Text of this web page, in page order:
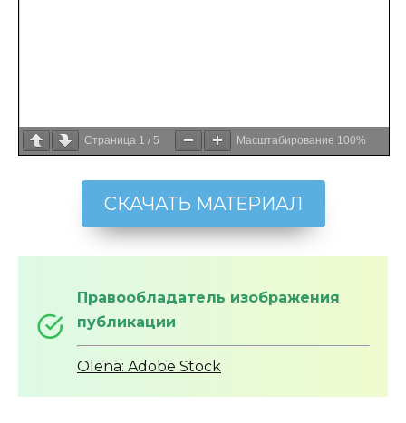
Страница 1 / 5 Масштабирование 100%
СКАЧАТЬ МАТЕРИАЛ
Правообладатель изображения
публикации
Olena: Adobe Stock